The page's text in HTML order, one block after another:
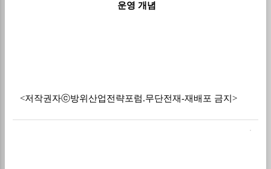
운영 개념
<저작권자ⓒ방위산업전략포럼.무단전재-재배포 금지>